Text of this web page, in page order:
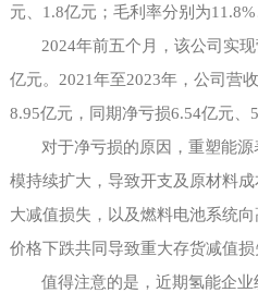
元、1.8亿元；毛利率分别为11.8%
2024年前五个月，该公司实
亿元。2021年至2023年，公司营
8.95亿元，同期净亏损6.54亿元、
对于净亏损的原因，重塑能
模持续扩大，导致开支及原材料
大减值损失，以及燃料电池系统
价格下跌共同导致重大存货减值损
值得注意的是，近期氢能企